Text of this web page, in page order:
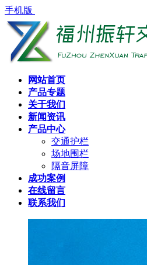
手机版
网站首页
产品专题
关于我们
新闻资讯
产品中心
交通护栏
场地围栏
隔音屏障
成功案例
在线留言
联系我们